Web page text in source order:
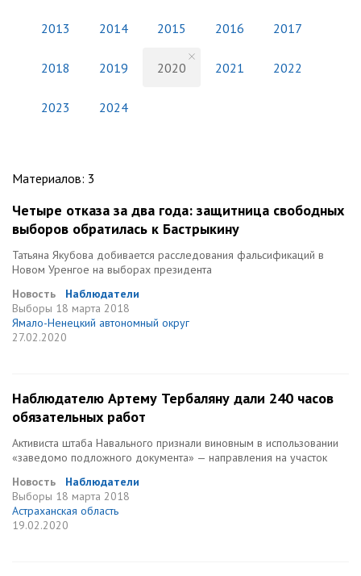
2013 2014 2015 2016 2017
2018 2019 2020 2021 2022
2023 2024
Материалов: 3
Четыре отказа за два года: защитница свободных
выборов обратилась к Бастрыкину
Татьяна Якубова добивается расследования фальсификаций в
Новом Уренгое на выборах президента
Новость
Наблюдатели
Выборы 18 марта 2018
Ямало-Ненецкий автономный округ
27.02.2020
Наблюдателю Артему Тербаляну дали 240 часов
обязательных работ
Активиста штаба Навального признали виновным в использовании
«заведомо подложного документа» — направления на участок
Новость
Наблюдатели
Выборы 18 марта 2018
Астраханская область
19.02.2020